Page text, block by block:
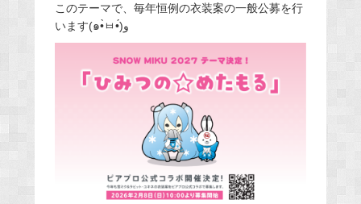
このテーマで、毎年恒例の衣装案の一般公募を行
います(๑•̀ㅂ•́)و